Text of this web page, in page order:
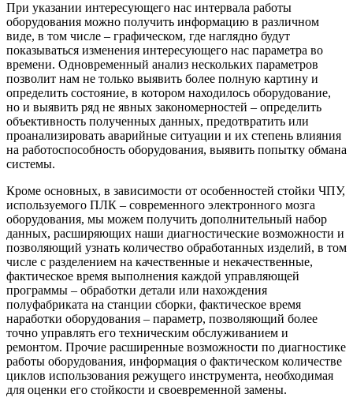
При указании интересующего нас интервала работы
оборудования можно получить информацию в различном
виде, в том числе – графическом, где наглядно будут
показываться изменения интересующего нас параметра во
времени. Одновременный анализ нескольких параметров
позволит нам не только выявить более полную картину и
определить состояние, в котором находилось оборудование,
но и выявить ряд не явных закономерностей – определить
объективность полученных данных, предотвратить или
проанализировать аварийные ситуации и их степень влияния
на работоспособность оборудования, выявить попытку обмана
системы.
Кроме основных, в зависимости от особенностей стойки ЧПУ,
используемого ПЛК – современного электронного мозга
оборудования, мы можем получить дополнительный набор
данных, расширяющих наши диагностические возможности и
позволяющий узнать количество обработанных изделий, в том
числе с разделением на качественные и некачественные,
фактическое время выполнения каждой управляющей
программы – обработки детали или нахождения
полуфабриката на станции сборки, фактическое время
наработки оборудования – параметр, позволяющий более
точно управлять его техническим обслуживанием и
ремонтом. Прочие расширенные возможности по диагностике
работы оборудования, информация о фактическом количестве
циклов использования режущего инструмента, необходимая
для оценки его стойкости и своевременной замены.